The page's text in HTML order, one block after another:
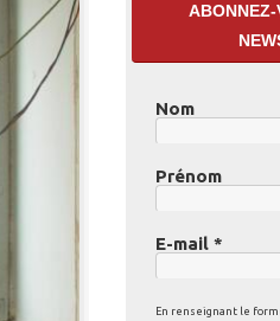
ABONNEZ-
Nom
Prénom
E-mail *
En renseignant le